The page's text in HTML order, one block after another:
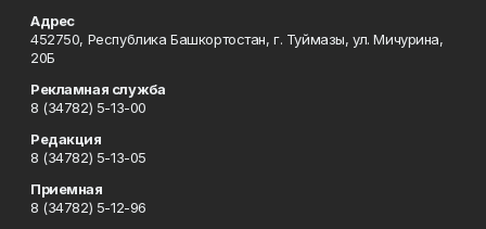
Адрес
452750, Республика Башкортостан, г. Туймазы, ул. Мичурина,
20Б
Рекламная служба
8 (34782) 5-13-00
Редакция
8 (34782) 5-13-05
Приемная
8 (34782) 5-12-96